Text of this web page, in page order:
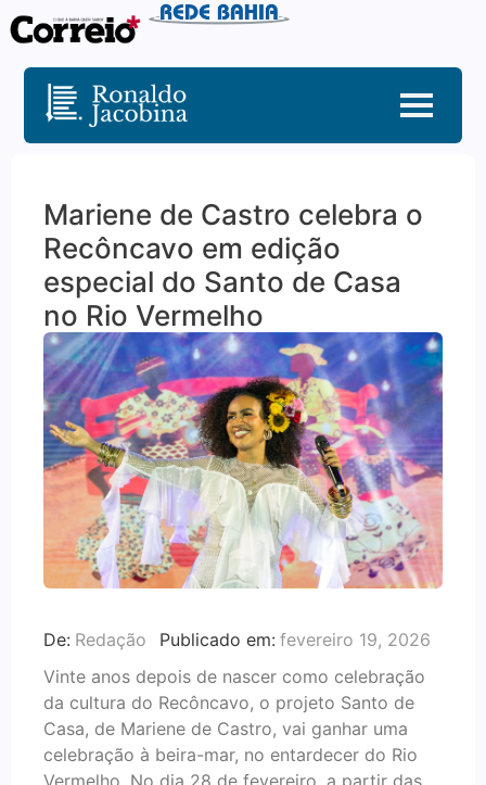
Mariene de Castro celebra o
Recôncavo em edição
especial do Santo de Casa
no Rio Vermelho
De: Redação Publicado em: fevereiro 19, 2026
Vinte anos depois de nascer como celebração
da cultura do Recôncavo, o projeto Santo de
Casa, de Mariene de Castro, vai ganhar uma
celebração à beira-mar, no entardecer do Rio
Vermelho. No dia 28 de fevereiro, a partir das